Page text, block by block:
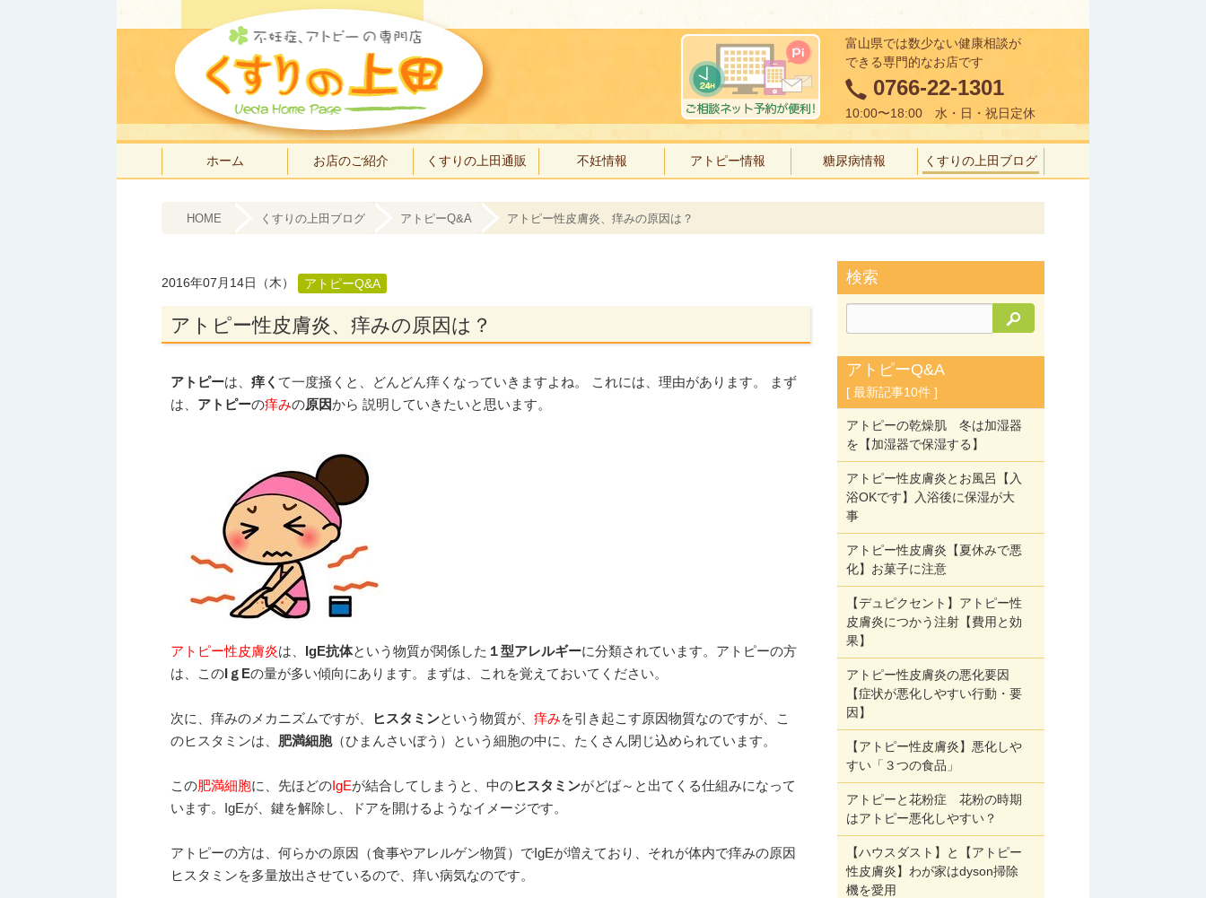
富山県では数少ない健康相談が
できる専門的なお店です
0766-22-1301
10:00〜18:00 水・日・祝日定休
ホーム お店のご紹介 くすりの上田通販 不妊情報 アトピー情報 糖尿病情報 くすりの上田ブログ
HOME くすりの上田ブログ アトピーQ&A アトピー性皮膚炎、痒みの原因は？
2016年07月14日（木） アトピーQ&A
アトピー性皮膚炎、痒みの原因は？
アトピーは、 痒く て一度掻くと、どんどん痒くなっていきますよね。 これには、理由があります。 まず
は、 アトピーの痒みの原因から 説明していきたいと思います。
アトピー性皮膚炎は、 IgE抗体という物質が関係した １型アレルギーに分類されています。アトピーの方
は、このIｇEの量が多い傾向にあります。まずは、これを覚えておいてください。
次に、痒みのメカニズムですが、 ヒスタミンという物質が、 痒みを引き起こす原因物質なのですが、こ
のヒスタミンは、 肥満細胞（ひまんさいぼう）という細胞の中に、たくさん閉じ込められています。
この肥満細胞に、先ほどのIgEが結合してしまうと、中のヒスタミンがどば～と 出てくる仕組みになって
います。IgEが、鍵を解除し、ドアを開けるようなイメージです。
アトピーの方は、何らかの原因（食事やアレルゲン物質）でIgEが増えており、それが体内で痒みの原因
ヒスタミンを多量放出させているので、痒い病気なのです。
検索
検索
アトピーQ&A
[ 最新記事10件 ]
アトピーの乾燥肌 冬は加湿器
を【加湿器で保湿する】
アトピー性皮膚炎とお風呂【入
浴OKです】入浴後に保湿が大
事
アトピー性皮膚炎【夏休みで悪
化】お菓子に注意
【デュピクセント】アトピー性
皮膚炎につかう注射【費用と効
果】
アトピー性皮膚炎の悪化要因
【症状が悪化しやすい行動・要
因】
【アトピー性皮膚炎】悪化しや
すい「３つの食品」
アトピーと花粉症 花粉の時期
はアトピー悪化しやすい？
【ハウスダスト】と【アトピー
性皮膚炎】わが家はdyson掃除
機を愛用